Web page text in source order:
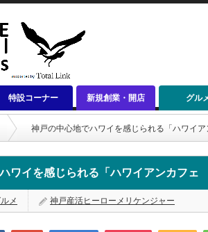
特設コーナー 新規創業・開店 グル
神戸の中心地でハワイを感じられる「ハワイ
ワイを感じられる「ハワイアンカフェ
メ 神戸産活ヒーローメリケンジャー